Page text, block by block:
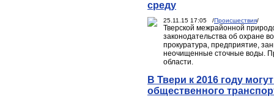
среду
25.11.15 17:05 /Происшествия/
Тверской межрайонной
законодательства об охране
прокуратура, предприятие,
неочищенные сточные воды.
области.
В Твери к 2016 году
общественного